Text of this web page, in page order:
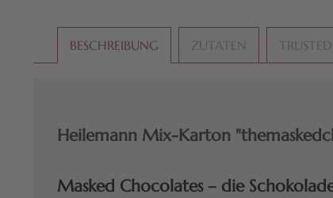
BESCHREIBUNG ZUTATEN
Heilemann Mix-Karton
Masked Chocolates – die